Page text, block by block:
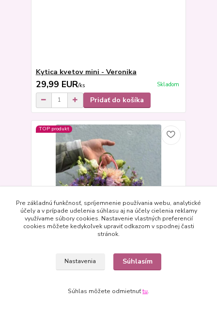
Kytica kvetov mini - Veronika
29,99 EUR/ks Skladom
Pridať do košíka
TOP produkt
44,99 EUR /ks
Pre základnú funkčnosť, spríjemnenie používania webu, analytické
účely a v prípade udelenia súhlasu aj na účely cielenia reklamy
využívame súbory cookies. Nastavenie vlastných preferencií
cookies môžete kedykoľvek upraviť odkazom v spodnej časti
stránok.
Nastavenia Súhlasím
Súhlas môžete odmietnuťtu.